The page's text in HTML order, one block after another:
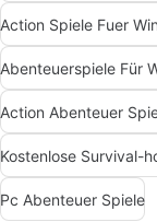
Action Spiele Fuer
Abenteuerspiele Für
Action Abenteuer
Pc Abenteuer Spiele